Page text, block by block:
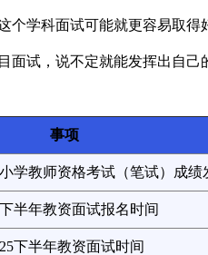
个学科面试可能就更容易取
面试，说不定就能发挥出自己
事项
学教师资格考试（笔试）成绩
半年教资面试报名时间
下半年教资面试时间